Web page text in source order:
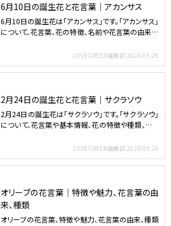
6月10日の誕生花と花言葉｜アカンサス
6月10日の誕生花は「アカンサス」です。「アカンサス」
について、花言葉、花の特徴、名前や花言葉の由来な
LOVEGREEN編集部 2026.03.28
2月24日の誕生花と花言葉｜サクラソウ
2月24日の誕生花は「サクラソウ」です。「サクラソウ」
について、花言葉や基本情報、花の特徴や種類、サク
LOVEGREEN編集部 2026.03.24
オリーブの花言葉｜特徴や魅力、花言葉の由
来、種類
オリーブの花言葉、特徴や魅力、花言葉の由来、種類